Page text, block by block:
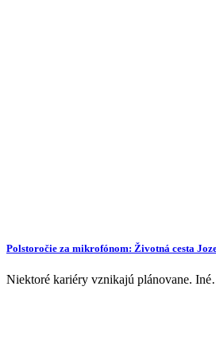
Polstoročie za mikrofónom: Životná cesta
Niektoré kariéry vznikajú plánovane.